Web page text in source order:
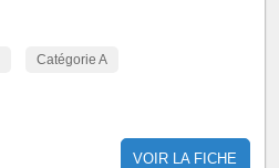
Catégorie A
VOIR LA FICHE